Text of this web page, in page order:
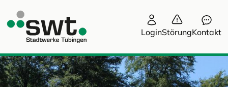
LoginStörungKontakt